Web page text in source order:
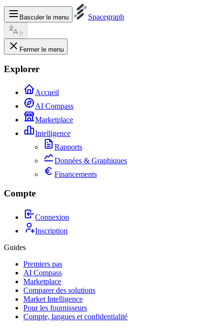
Basculer le menu Spacegraph
fr
Fermer le menu
Explorer
Accueil
AI Compass
Marketplace
Intelligence
Rapports
Données & Graphiques
Financements
Compte
Connexion
Inscription
Guides
Premiers pas
AI Compass
Marketplace
Comparer des solutions
Market Intelligence
Pour les fournisseurs
Compte, langues et confidentialité